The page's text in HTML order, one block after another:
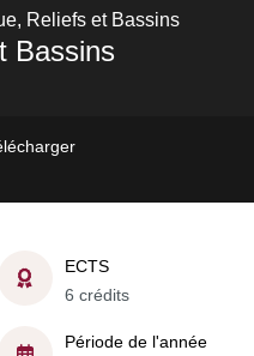
Reliefs et Bassins
Bassins
ECTS
6 crédits
Période de l'année